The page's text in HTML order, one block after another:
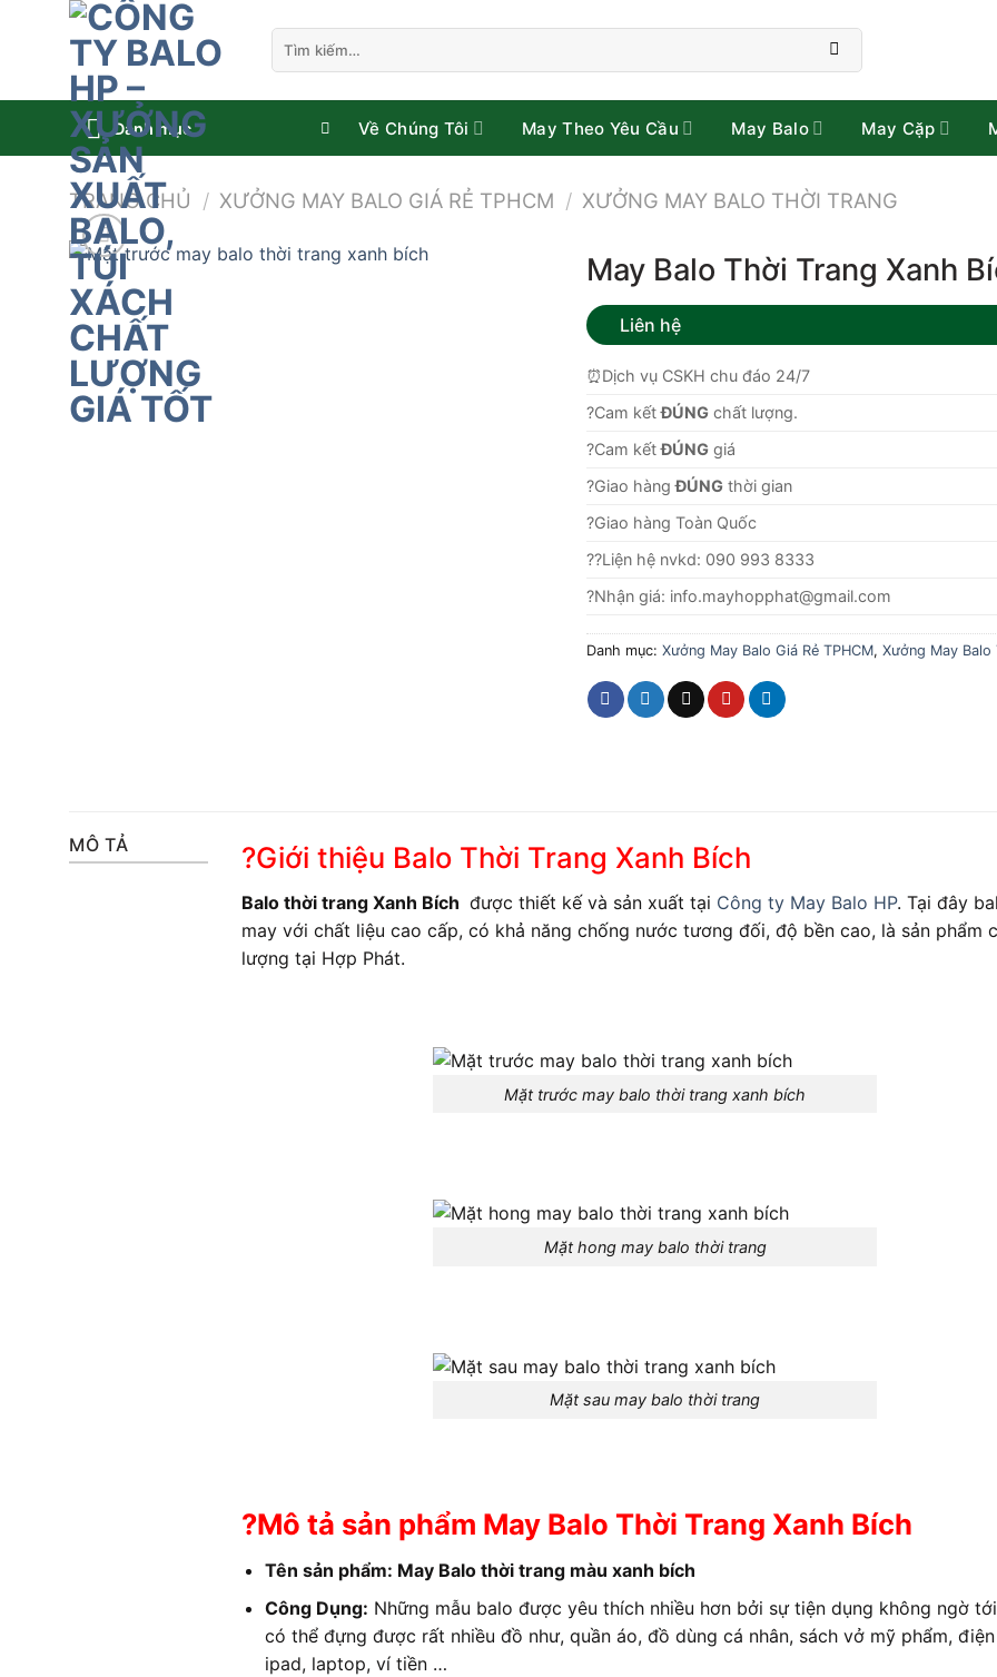
dung
kiếm:
Danh mục Về Chúng Tôi May Theo Yêu Cầu May Balo May Cặp
TRANG CHỦ / XƯỞNG MAY BALO GIÁ RẺ TPHCM / XƯỞNG MAY BALO THỜI TRANG
May Balo Thời Trang Xanh
Liên hệ
⏰Dịch vụ CSKH chu đáo 24/7
?Cam kếtĐÚNGchất lượng.
?Cam kếtĐÚNGgiá
?Giao hàngĐÚNGthời gian
?Giao hàng Toàn Quốc
??Liện hệ nvkd: 090 993 8333
?Nhận giá: info.mayhopphat@gmail.com
Danh mục: Xưởng May Balo Giá Rẻ TPHCM, Xưởng May Balo
MÔ TẢ ?Giới thiệu Balo Thời Trang Xanh Bích
Balo thời trang Xanh Bích được thiết kế và sản xuất tại Công ty May Balo HP. Tại đây
may với chất liệu cao cấp, có khả năng chống nước tương đối, độ bền cao, là sản phẩm
lượng tại Hợp Phát.
Mặt trước may balo thời trang xanh bích
Mặt hong may balo thời trang
Mặt sau may balo thời trang
?Mô tả sản phẩm May Balo Thời Trang Xanh Bích
Tên sản phẩm: May Balo thời trang màu xanh bích
Công Dụng: Những mẫu balo được yêu thích nhiều hơn bởi sự tiện dụng không ngờ
có thể đựng được rất nhiều đồ như, quần áo, đồ dùng cá nhân, sách vở mỹ phẩm,
ipad, laptop, ví tiền …